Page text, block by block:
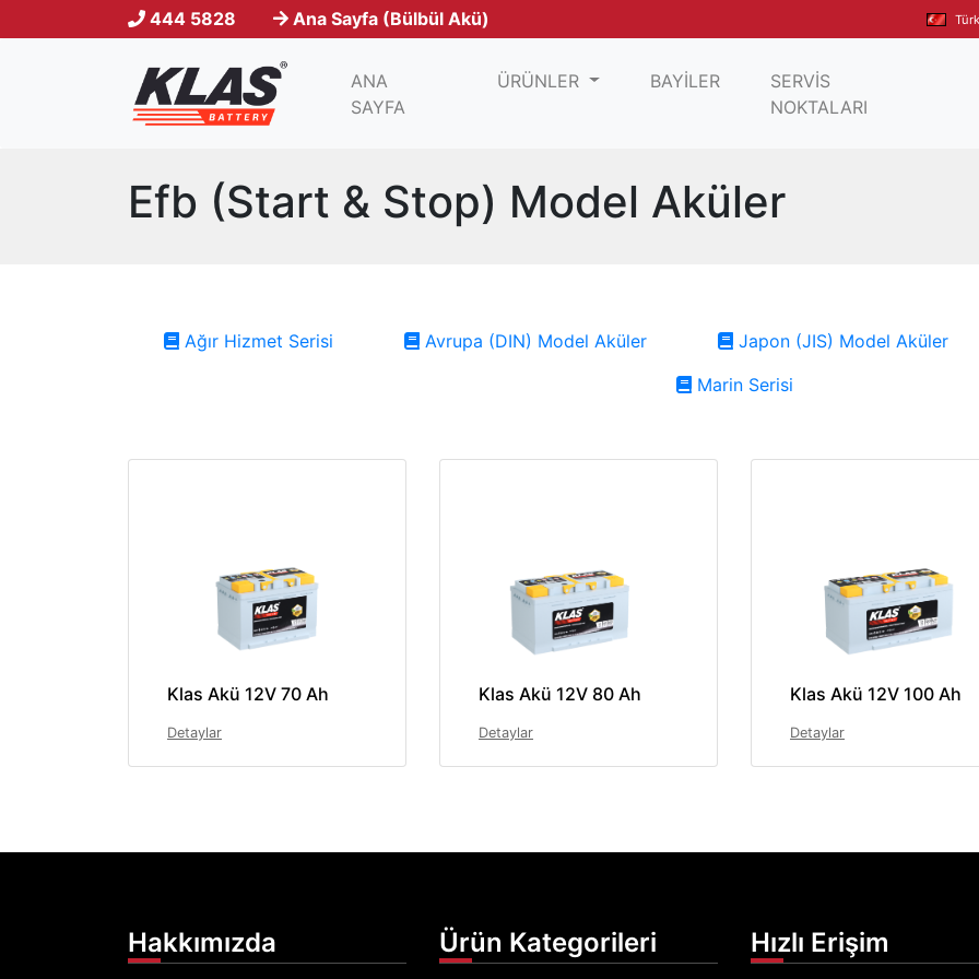
444 5828 Ana Sayfa (Bülbül Akü)
ANA
SAYFA
ÜRÜNLER BAYİLER
SERVİS
NOKTALARI
Efb (Start & Stop) Model Aküler
Ağır Hizmet Serisi Avrupa (DIN) Model Aküler Japon (JIS) Model Aküler
Marin Serisi
Klas Akü 12V 70 Ah
Detaylar
Klas Akü 12V 80 Ah
Detaylar
Klas Akü 12V 100 Ah
Detaylar
Hakkımızda Ürün Kategorileri Hızlı Erişim